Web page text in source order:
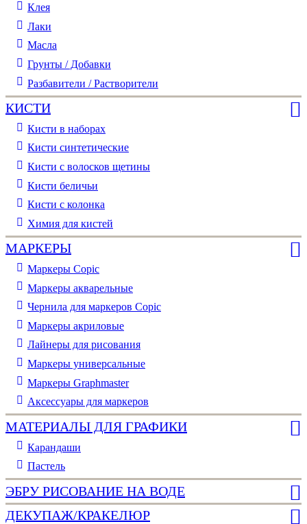
Клея
Лаки
Масла
Грунты / Добавки
Разбавители / Растворители
КИСТИ
Кисти в наборах
Кисти синтетические
Кисти с волосков щетины
Кисти беличьи
Кисти с колонка
Химия для кистей
МАРКЕРЫ
Маркеры Copic
Маркеры акварельные
Чернила для маркеров Copic
Маркеры акриловые
Лайнеры для рисования
Маркеры универсальные
Маркеры Graphmaster
Аксессуары для маркеров
МАТЕРИАЛЫ ДЛЯ ГРАФИКИ
Карандаши
Пастель
ЭБРУ РИСОВАНИЕ НА ВОДЕ
ДЕКУПАЖ/КРАКЕЛЮР